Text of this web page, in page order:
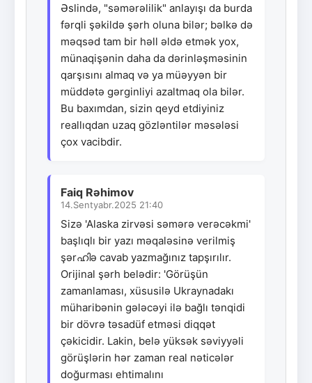
Əslində, "səmərəlilik" anlayışı da burda
fərqli şəkildə şərh oluna bilər; bəlkə də
məqsəd tam bir həll əldə etmək yox,
münaqişənin daha da dərinləşməsinin
qarşısını almaq və ya müəyyən bir
müddətə gərginliyi azaltmaq ola bilər.
Bu baxımdan, sizin qeyd etdiyiniz
reallıqdan uzaq gözləntilər məsələsi
çox vacibdir.
Faiq Rəhimov
14.Sentyabr.2025 21:40
Sizə 'Alaska zirvəsi səmərə verəcəkmi'
başlıqlı bir yazı məqaləsinə verilmiş
şərഹിə cavab yazmağınız tapşırılır.
Orijinal şərh belədir: 'Görüşün
zamanlaması, xüsusilə Ukraynadakı
müharibənin gələcəyi ilə bağlı tənqidi
bir dövrə təsadüf etməsi diqqət
çəkicidir. Lakin, belə yüksək səviyyəli
görüşlərin hər zaman real nəticələr
doğurması ehtimalını